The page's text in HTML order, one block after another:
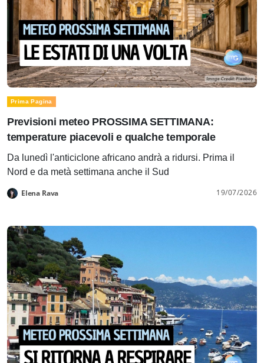
Prima Pagina
Previsioni meteo PROSSIMA SETTIMANA:
temperature piacevoli e qualche temporale
Da lunedì l'anticiclone africano andrà a ridursi. Prima il
Nord e da metà settimana anche il Sud
Elena Rava 19/07/2026